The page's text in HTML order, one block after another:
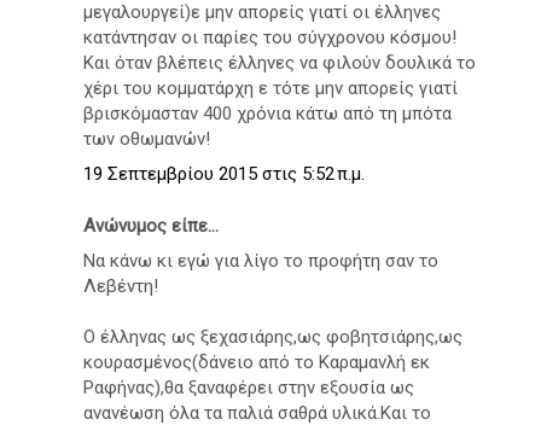
μεγαλουργεί)ε μην απορείς γιατί οι έλληνες
κατάντησαν οι παρίες του σύγχρονου κόσμου!
Και όταν βλέπεις έλληνες να φιλούν δουλικά το
χέρι του κομματάρχη ε τότε μην απορείς γιατί
βρισκόμασταν 400 χρόνια κάτω από τη μπότα
των οθωμανών!
19 Σεπτεμβρίου 2015 στις 5:52 π.μ.
Ανώνυμος είπε...
Να κάνω κι εγώ για λίγο το προφήτη σαν το
Λεβέντη!
Ο έλληνας ως ξεχασιάρης,ως φοβητσιάρης,ως
κουρασμένος(δάνειο από το Καραμανλή εκ
Ραφήνας),θα ξαναφέρει στην εξουσία ως
ανανέωση όλα τα παλιά σαθρά υλικά.Και το